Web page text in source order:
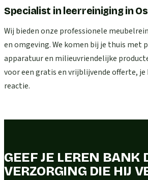
Specialist in leerreiniging in
Wij bieden onze professionele
en omgeving. We komen bij je thuis met
apparatuur en milieuvriendelijke
voor een gratis en vrijblijvende offerte,
reactie.
GEEF JE LEREN BANK
VERZORGING DIE HIJ